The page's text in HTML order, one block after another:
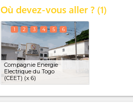
Où devez-vous aller ? 1
Compagnie Energie
Electrique du Togo
(CEET) (x 6)
1 2 3 4 5 6